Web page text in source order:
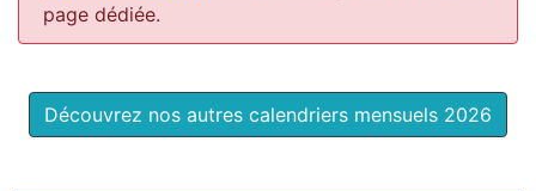
page dédiée.
Découvrez nos autres calendriers mensuels 2026